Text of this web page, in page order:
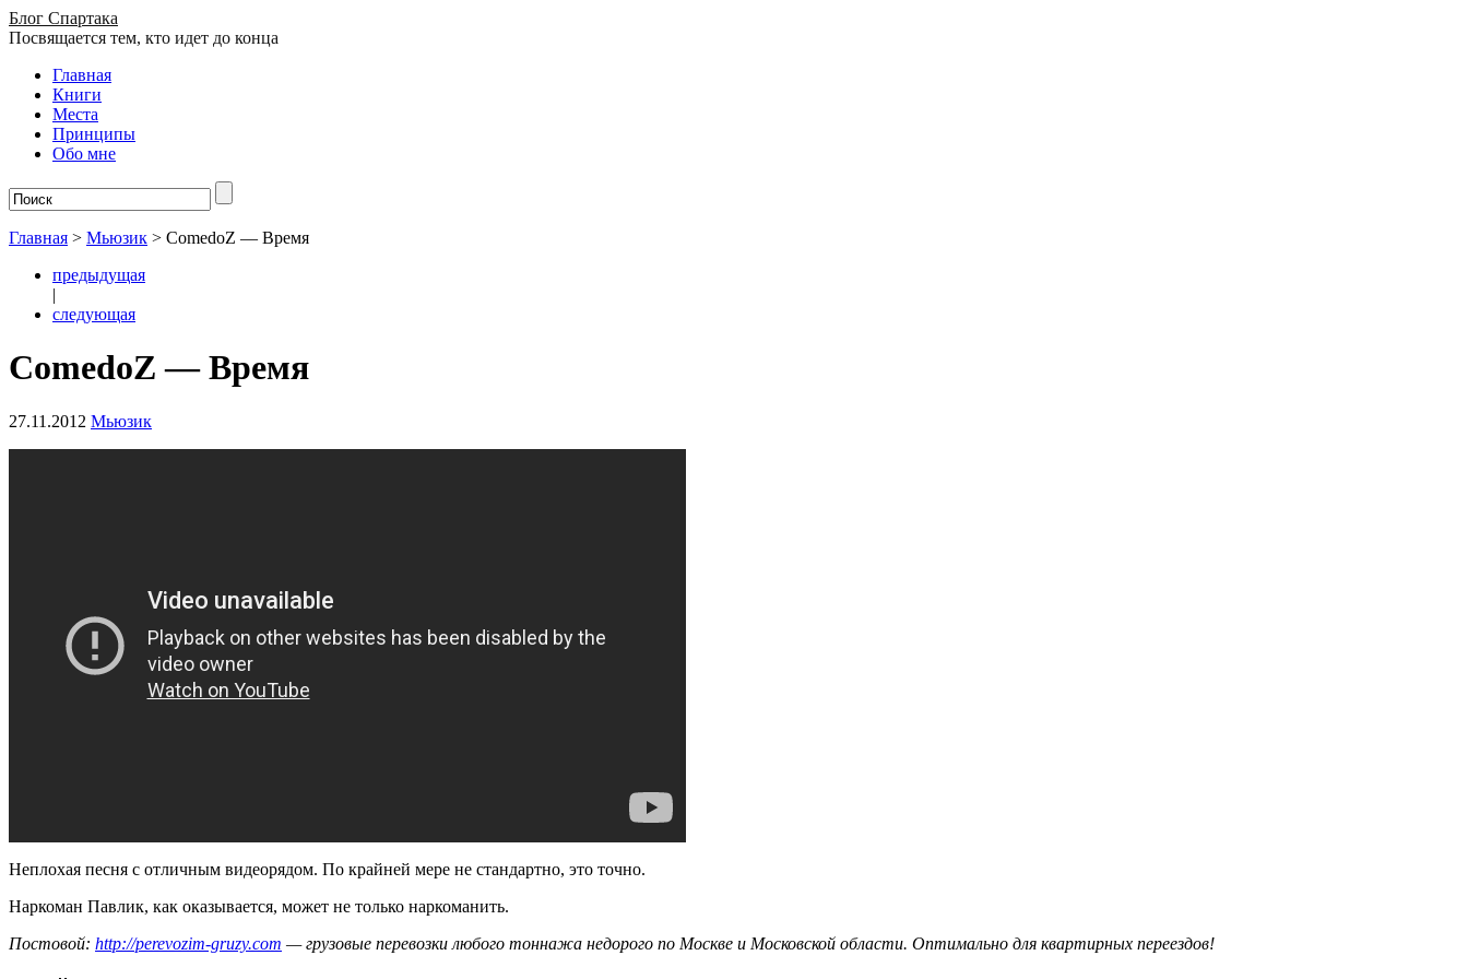
Блог Спартака
Посвящается тем, кто идет до конца
Главная
Книги
Места
Принципы
Обо мне
Главная > Мьюзик > ComedoZ — Время
предыдущая
|
следующая
ComedoZ — Время
27.11.2012 Мьюзик
Неплохая песня с отличным видеорядом. По крайней мере не стандартно, это точно.
Наркоман Павлик, как оказывается, может не только наркоманить.
Постовой: http://perevozim-gruzy.com — грузовые перевозки любого тоннажа недорого по Москве и Московской области. Оптимально для квартирных переездов!